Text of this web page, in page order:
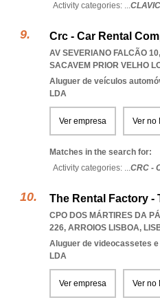
Activity categories: ...
Crc - Car Rental
AV SEVERIANO FALCÃO
SACAVEM PRIOR VELHO
Aluguer de veículos
LDA
Ver empresa Ver no
Matches in the search for:
Activity categories: ...CRC -
The Rental Factory -
CPO DOS MÁRTIRES DA
226, ARROIOS LISBOA,
Aluguer de videocassetes
LDA
Ver empresa Ver no